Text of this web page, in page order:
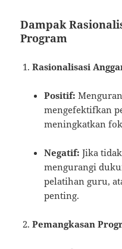
Dampak
Program
Rasionalisasi
Positif:
mengefektifkan
meningkatkan
Negatif: Jika
mengurangi
pelatihan guru,
penting.
Pemangkasan